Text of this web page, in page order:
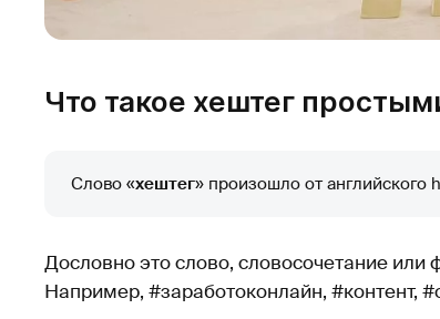
Что такое хештег
Слово «хештег» произошло от английского
Дословно это слово, словосочетание
Например, #заработоконлайн, #контент,